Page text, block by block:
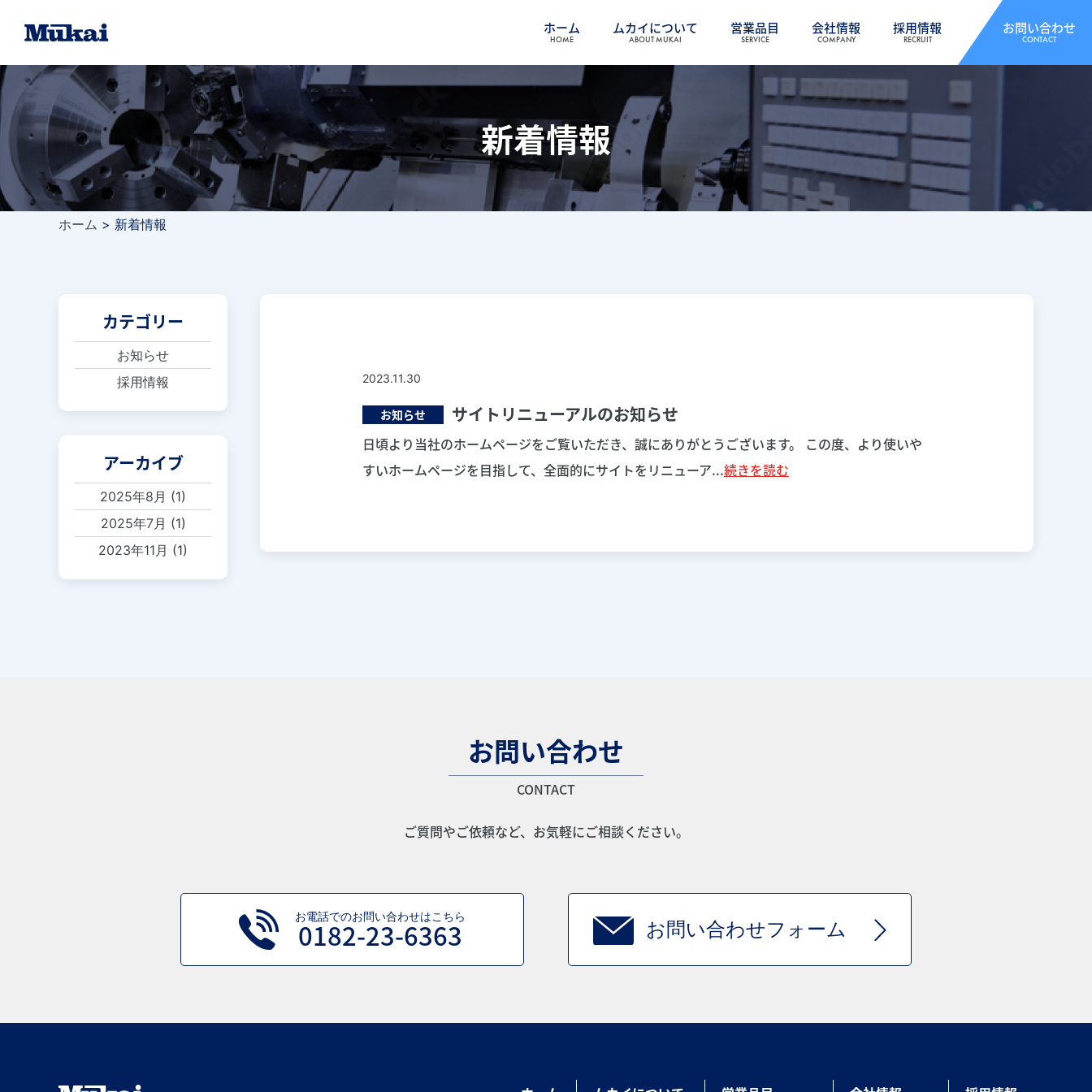
ホーム
HOME
ムカイについて
ABOUT MUKAI
営業品目
SERVICE
会社情報
COMPANY
採用情報
RECRUIT
お問い合わせ
CONTACT
新着情報
ホーム > 新着情報
カテゴリー
お知らせ
採用情報
アーカイブ
2025年8月 (1)
2025年7月 (1)
2023年11月 (1)
2023.11.30
お知らせ サイトリニューアルのお知らせ
日頃より当社のホームページをご覧いただき、誠にありがとうございます。 この度、より使いや
すいホームページを目指して、全面的にサイトをリニューア...続きを読む
お問い合わせ
CONTACT
ご質問やご依頼など、お気軽にご相談ください。
お電話でのお問い合わせはこちら
0182-23-6363 お問い合わせフォーム